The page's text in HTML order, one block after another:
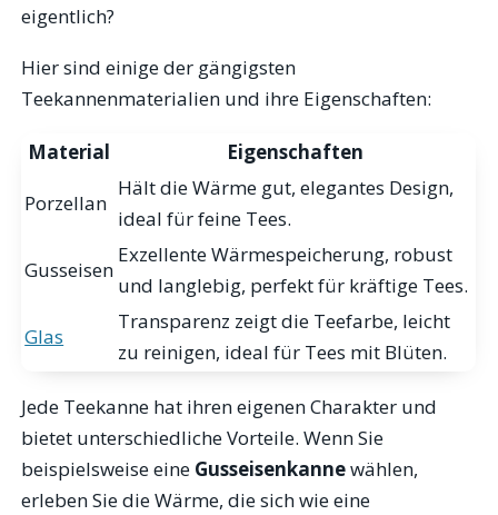
eigentlich?
Hier sind einige der gängigsten
Teekannenmaterialien und ihre Eigenschaften:
Material
Eigenschaften
Porzellan
Hält die Wärme gut, elegantes Design,
ideal für feine Tees.
Gusseisen
Exzellente Wärmespeicherung, robust
und langlebig, perfekt für kräftige Tees.
Glas
Transparenz zeigt die Teefarbe, leicht
zu reinigen, ideal für Tees mit Blüten.
Jede Teekanne hat ihren eigenen Charakter und
bietet unterschiedliche Vorteile. Wenn Sie
beispielsweise eine Gusseisenkannewählen,
erleben Sie die Wärme, die sich wie eine